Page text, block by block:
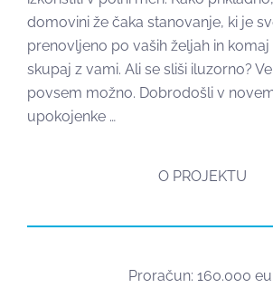
domovini že čaka stanovanje, ki je
prenovljeno po vaših željah in komaj
skupaj z vami. Ali se sliši iluzorno?
povsem možno. Dobrodošli v
upokojenke …
O PROJEKTU
Proračun: 160.000